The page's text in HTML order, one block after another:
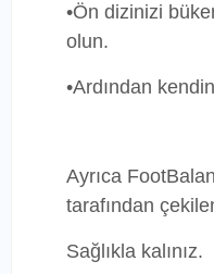
•Ön dizinizi
olun.
•Ardından
Ayrıca
tarafından
Sağlıkla kalınız.